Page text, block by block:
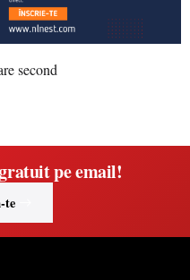
pe email!
te